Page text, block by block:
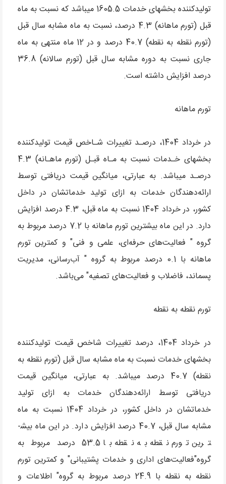
تولیدکننده بخش­های خدمات 1605.5 می­باشد که نسبت به ماه
قبل (تورم ماهانه) 4.3 درصد، نسبت به ماه مشابه سال قبل
(تورم نقطه به نقطه) 40.7 درصد و در 12 ماه منتهی به ماه
جاری نسبت به دوره مشابه سال قبل (تورم سالانه) 36.8
درصد افزایش داشته است.
تورم ماهانه
در خرداد 1404، درصـد تغییرات شـاخص قیمت تولیدکننده
بخش­های خـدمات نسبت به مـاه قبـل (تورم ماهـانه) 4.3
درصـد می­باشد. به عبارتی، میانگین قیمت دریافتی توسط
ارائه‌دهندگان خدمات به ازای تولید خدماتشان در داخل
کشور، در خرداد 1404 نسبت به ماه قبل، 4.3 درصد افزایش
دارد. در این ماه بیش­ترین تورم ماهانه با 7.2 درصد مربوط به
گروه " فعالیت‌های حرفه‌ای، علمی و فنی" و کم­ترین تورم
ماهانه با 0.1 درصد مربوط به گروه " آب‌رسانی، مدیریت
پسماند، فاضلاب و فعالیت‌های تصفیه" می‌باشد.
تورم نقطه به نقطه
در خرداد 1404، درصد تغییرات شاخص قیمت تولیدکننده
بخش­های خدمات نسبت به ماه مشابه سال قبل (تورم نقطه به
نقطه) 40.7 درصد می­باشد. به عبارتی، میانگین قیمت
دریافتی توسط ارائه‌دهندگان خدمات به ازای تولید
خدماتشان در داخل کشور، در خرداد 1404 نسبت به ماه
مشابه سال قبل، 40.7 درصد افزایش دارد. در این ماه بیش­
ترین تورم نقطه به نقطه با 53.5 درصد مربوط به
گروه"فعالیت‌های اداری و خدمات پشتیبانی" و کم­ترین تورم
نقطه به نقطه با 24.9 درصد مربوط به گروه" اطلاعات و